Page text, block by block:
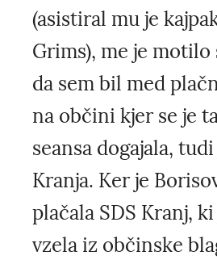
(asistiral mu je
Grims), me je motilo
da sem bil med
na občini kjer se je
seansa dogajala,
Kranja. Ker je
plačala SDS Kranj,
vzela iz občinske